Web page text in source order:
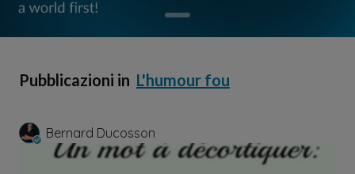
Pubblicazioni in L'humour fou
Bernard Ducosson